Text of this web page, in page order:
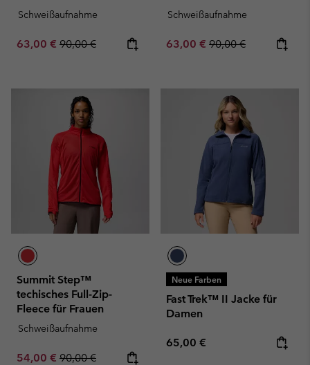
Schweißaufnahme
Sale price:
63,00 € Regular price:
90,00 €
Schweißaufnahme
Sale price:
63,00 € Regular price:
90,00 €
Summit Step™
techisches Full-Zip-
Fleece für Frauen
Schweißaufnahme
Sale price:
54,00 € Regular price:
90,00 €
Neue Farben
Fast Trek™ II Jacke für
Damen
Regular price:
65,00 €